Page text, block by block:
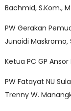
Bachmid, S.Kom.,
PW Gerakan
Junaidi Maskromo,
Ketua PC GP
PW Fatayat NU
Trenny W.